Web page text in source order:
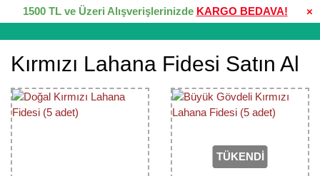
×
1500 TL ve Üzeri Alışverişlerinizde KARGO BEDAVA!
Kırmızı Lahana Fidesi Satın Al
TÜKENDİ